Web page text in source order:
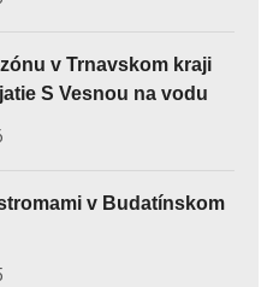
v Trnavskom kraji
S Vesnou na vodu
v Budatínskom